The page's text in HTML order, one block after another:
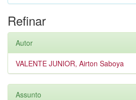
Refinar
Autor
VALENTE JUNIOR, Airton Saboya
Assunto